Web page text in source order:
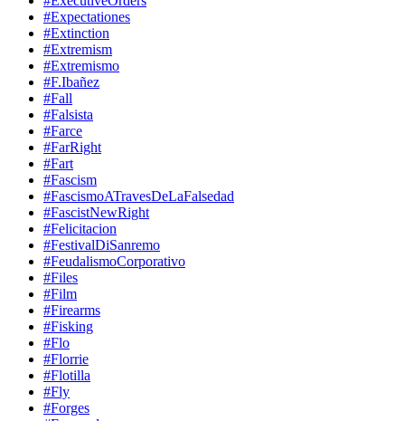
#Expectationes
#Extinction
#Extremism
#Extremismo
#F.Ibañez
#Fall
#Falsista
#Farce
#FarRight
#Fart
#Fascism
#FascismoATravesDeLaFalsedad
#FascistNewRight
#Felicitacion
#FestivalDiSanremo
#FeudalismoCorporativo
#Files
#Film
#Firearms
#Fisking
#Flo
#Florrie
#Flotilla
#Fly
#Forges